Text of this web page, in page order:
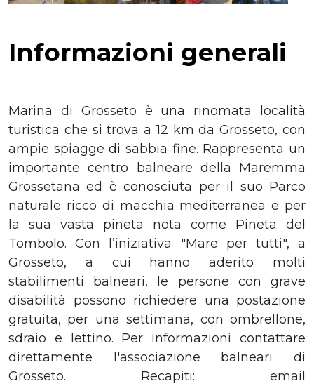
Informazioni generali
Marina di Grosseto è una rinomata località
turistica che si trova a 12 km da Grosseto, con
ampie spiagge di sabbia fine. Rappresenta un
importante centro balneare della Maremma
Grossetana ed è conosciuta per il suo Parco
naturale ricco di macchia mediterranea e per
la sua vasta pineta nota come Pineta del
Tombolo. Con l’iniziativa "Mare per tutti", a
Grosseto, a cui hanno aderito molti
stabilimenti balneari, le persone con grave
disabilità possono richiedere una postazione
gratuita, per una settimana, con ombrellone,
sdraio e lettino. Per informazioni contattare
direttamente l'associazione balneari di
Grosseto. Recapiti: email